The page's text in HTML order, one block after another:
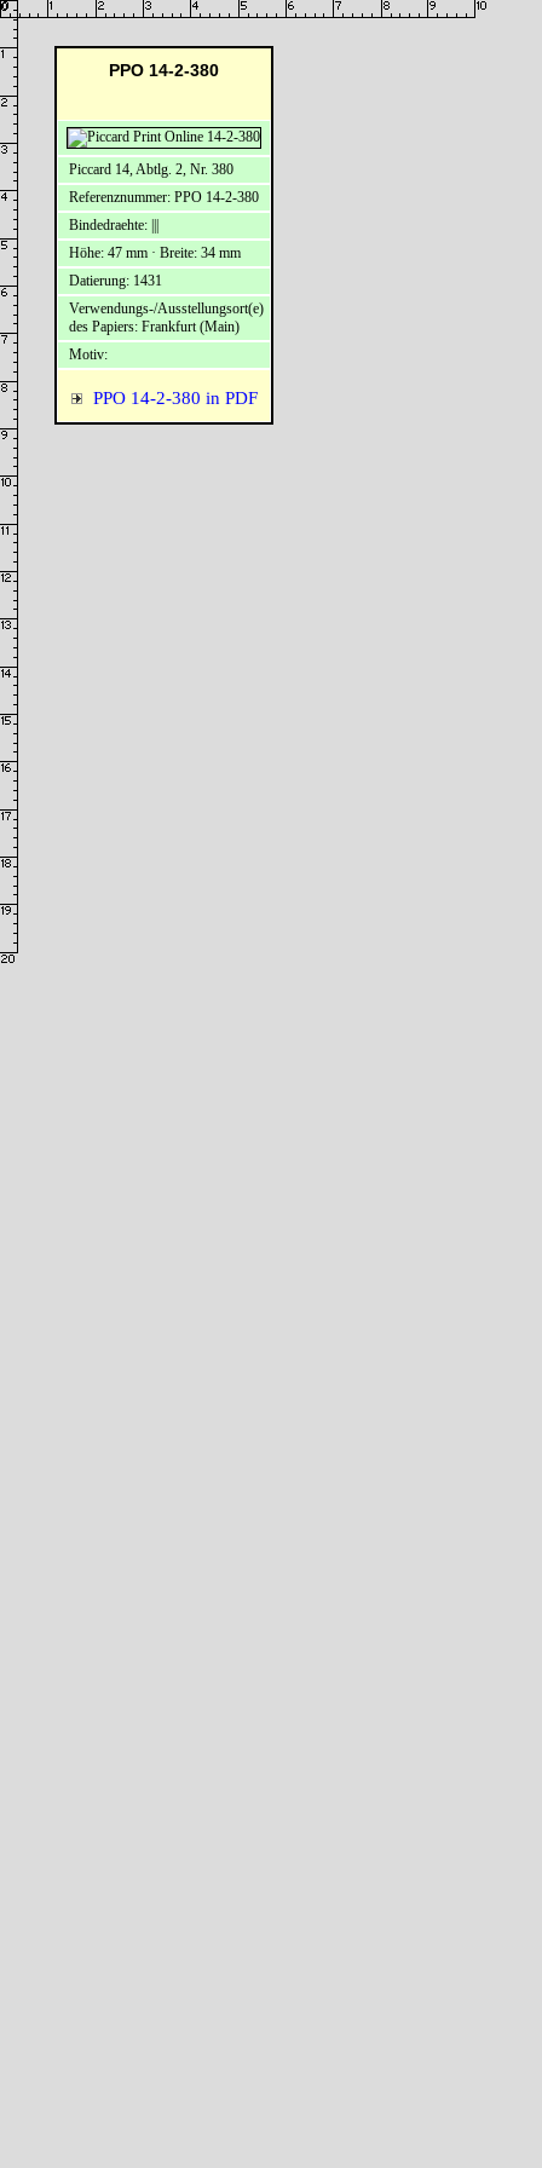
PPO 14-2-380
PPO 14-2-380 in PDF
Piccard 14, Abtlg. 2, Nr. 380
Referenznummer: PPO 14-2-380
Bindedraehte: |||
Höhe: 47 mm · Breite: 34 mm
Datierung: 1431
Verwendungs-/Ausstellungsort(e)
des Papiers: Frankfurt (Main)
Motiv: